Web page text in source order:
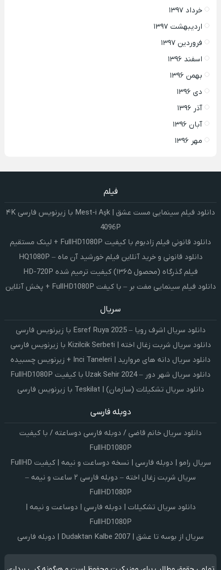
خرداد ۱۳۹۷
اردیبهشت ۱۳۹۷
فروردین ۱۳۹۷
اسفند ۱۳۹۶
بهمن ۱۳۹۶
دی ۱۳۹۶
آذر ۱۳۹۶
آبان ۱۳۹۶
مهر ۱۳۹۶
فیلم
دانلود فیلم سینمایی مست عشق | Mest-i Aşk با زیرنویس فارسی ۴K
4096P
دانلود قانونی فیلم زادبوم با کیفیت FullHD1080P + لینک مستقیم
دانلود قانونی و خرید آنلاین فیلم خورشید آن ماه – HQ1080P
فیلم گذرگاه (محصول ۱۳۶۵) کیفیت ترمیم شده HD-720P
دانلود فیلم سینمایی مفت بر – با کیفت FullHD1080P + پخش آنلاین
سریال
دانلود سریال اشرف رویا – Esref Ruya 2025 با زیرنویس فارسی
دانلود سریال شربت زغال اخته | Kizilcik Serbeti با زیرنویس فارسی
دانلود سریال دانه های مروارید | Inci Taneleri + زیرنویس چسبیده
دانلود سریال شهر دور – Uzak Sehir 2024 با کیفیت FullHD1080P
دانلود سریال تشکیلات (سازمان) | Teskilat با زیرنویس فارسی
دوبله فارسی
دانلود سریال خانم قاضی / دوبله فارسی دوساعته / با کیفیت
FullHD1080P
سریال رامو | دوبله فارسی | نسخه دوساعت و نیمه | کیفیت FullHD
سریال شربت زغال اخته – دوبله فارسی ۲ ساعت و نیمه –
FullHD1080P
دانلود سریال تشکیلات | دوبله فارسی | دوساعت و نیمه |
FullHD1080P
سریال از بوسه تا عشق | Dudaktan Kalbe 2007 | دوبله فارسی